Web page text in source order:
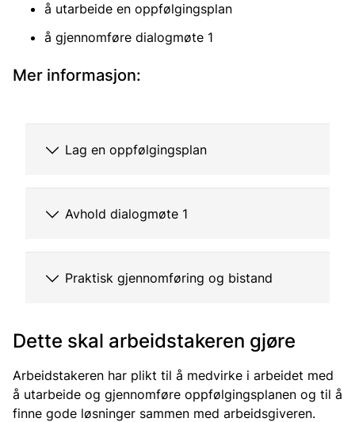
å utarbeide en oppfølgingsplan
å gjennomføre dialogmøte 1
Mer informasjon:
Lag en oppfølgingsplan
Avhold dialogmøte 1
Praktisk gjennomføring og bistand
Dette skal arbeidstakeren gjøre
Arbeidstakeren har plikt til å medvirke i arbeidet med
å utarbeide og gjennomføre oppfølgingsplanen og til å
finne gode løsninger sammen med arbeidsgiveren.